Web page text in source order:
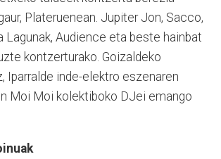
Plateruenean. Jupiter Jon, Sacco,
Lagunak, Audience eta beste hainbat
kontzerturako. Goizaldeko
Iparralde inde-elektro eszenaren
Moi Moi kolektiboko DJei emango